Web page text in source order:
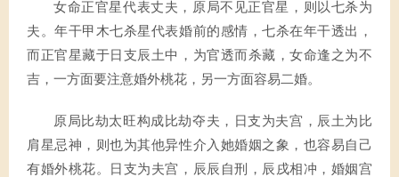
女命正官星代表丈夫，原局不见正官星，则以七杀为
夫。年干甲木七杀星代表婚前的感情，七杀在年干透出，
而正官星藏于日支辰土中，为官透而杀藏，女命逢之为不
吉，一方面要注意婚外桃花，另一方面容易二婚。
原局比劫太旺构成比劫夺夫，日支为夫宫，辰土为比
肩星忌神，则也为其他异性介入她婚姻之象，也容易自己
有婚外桃花。日支为夫宫，辰辰自刑，辰戌相冲，婚姻宫